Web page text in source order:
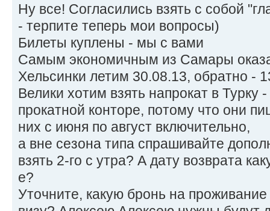
Ну все! Согласились взять с собой
- терпите теперь мои вопросы)
Билеты куплены - мы с вами
Самым экономичным из Самары
Хельсинки летим 30.08.13, обратно -
Велики хотим взять напрокат в Турку
прокатной конторе, потому что они
них с июня по август включительно,
а вне сезона типа спрашивайте
взять 2-го с утра? А дату возврата
е?
Уточните, какую бронь на